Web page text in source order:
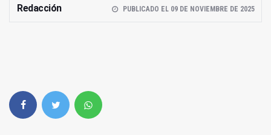
Redacción PUBLICADO EL 09 DE NOVIEMBRE DE 2025